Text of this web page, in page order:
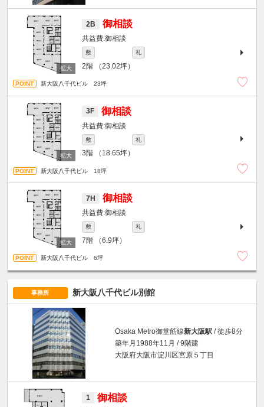
2B 御相談
御相談
敷 礼
2階 （23.02坪）
新大阪八千代ビル 23坪
3F 御相談
御相談
敷 礼
3階 （18.65坪）
新大阪八千代ビル 18坪
7H 御相談
御相談
敷 礼
7階 （6.9坪）
新大阪八千代ビル 6坪
事務所 新大阪八千代ビル別館
Osaka Metro御堂筋線新大阪駅 / 徒歩8分
築年月1988年11月 / 9階建
大阪府大阪市淀川区宮原５丁目
1 御相談